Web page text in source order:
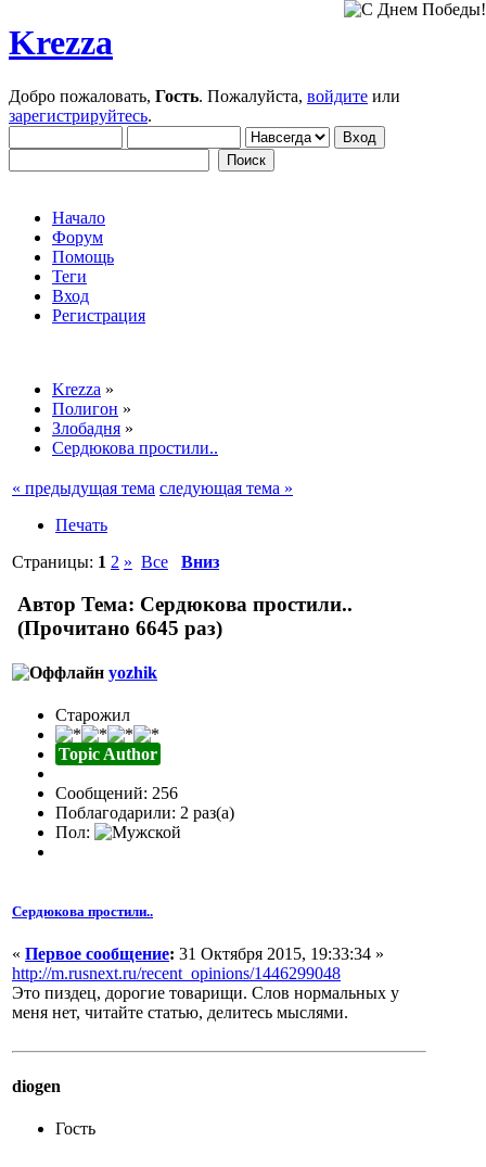
Krezza
Добро пожаловать, Гость. Пожалуйста, войдите или
зарегистрируйтесь.
Начало
Форум
Помощь
Теги
Вход
Регистрация
Krezza »
Полигон »
Злобадня »
Сердюкова простили..
« предыдущая тема следующая тема »
Печать
Страницы: 1 2 » Все Вниз
Автор Тема: Сердюкова простили..
(Прочитано 6645 раз)
yozhik
Старожил
Topic Author
Сообщений: 256
Поблагодарили: 2 раз(а)
Пол:
Сердюкова простили..
« Первое сообщение: 31 Октября 2015, 19:33:34 »
http://m.rusnext.ru/recent_opinions/1446299048
Это пиздец, дорогие товарищи. Слов нормальных у
меня нет, читайте статью, делитесь мыслями.
diogen
Гость